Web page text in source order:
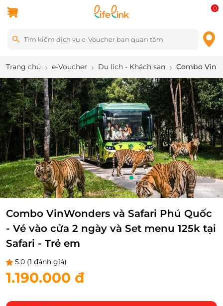
0
Trang chủ e-Voucher Du lịch - Khách sạn Combo
10/14
Combo VinWonders và Safari Phú Quốc
- Vé vào cửa 2 ngày và Set menu 125k tại
Safari - Trẻ em
5.0 (1 đánh giá)
1.190.000 đ